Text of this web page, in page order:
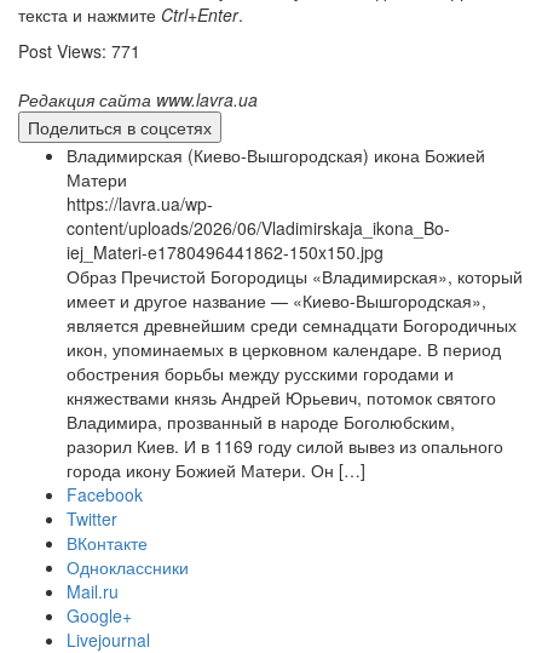
текста и нажмите Ctrl+Enter.
Post Views: 771
Редакция сайта www.lavra.ua
Поделиться в соцсетях
Владимирская (Киево-Вышгородская) икона Божией
Матери
https://lavra.ua/wp-
content/uploads/2026/06/Vladimirskaja_ikona_Bo-
iej_Materi-e1780496441862-150x150.jpg
Образ Пречистой Богородицы «Владимирская», который
имеет и другое название — «Киево-Вышгородская»,
является древнейшим среди семнадцати Богородичных
икон, упоминаемых в церковном календаре. В период
обострения борьбы между русскими городами и
княжествами князь Андрей Юрьевич, потомок святого
Владимира, прозванный в народе Боголюбским,
разорил Киев. И в 1169 году силой вывез из опального
города икону Божией Матери. Он […]
Facebook
Twitter
ВКонтакте
Одноклассники
Mail.ru
Google+
Livejournal